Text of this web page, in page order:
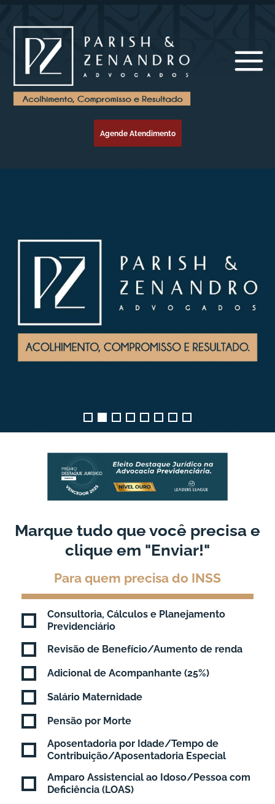
Agende Atendimento
quer se aposentar e
precisa de ajuda?
os motivos para o INSS
Marque tudo que você precisa e
clique em "Enviar!"
Para quem precisa do INSS
Consultoria, Cálculos e Planejamento
Previdenciário
Revisão de Benefício/Aumento de renda
Adicional de Acompanhante (25%)
Salário Maternidade
Pensão por Morte
Aposentadoria por Idade/Tempo de
Contribuição/Aposentadoria Especial
Amparo Assistencial ao Idoso/Pessoa com
Deficiência (LOAS)